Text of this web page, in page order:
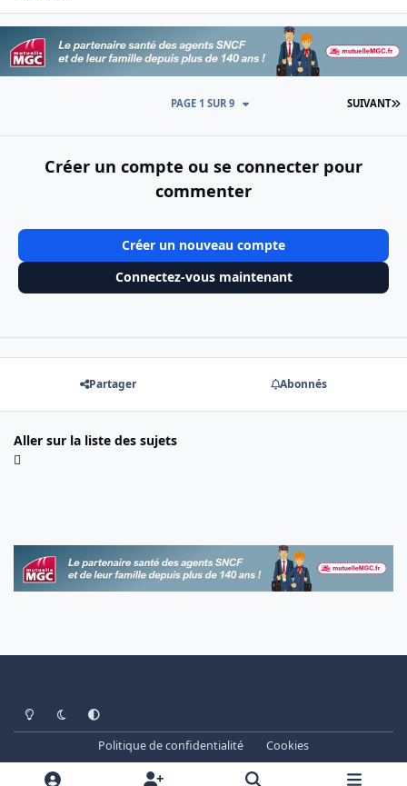
SUIVANT
PAGE 1 SUR 9
Créer un compte ou se connecter pour
commenter
Créer un nouveau compte
Connectez-vous maintenant
Partager Abonnés
Aller sur la liste des sujets
Light ModeDark ModeSystem Preference
Politique de confidentialité
Cookies
www.cheminots.net - Forum Libre depuis 2003